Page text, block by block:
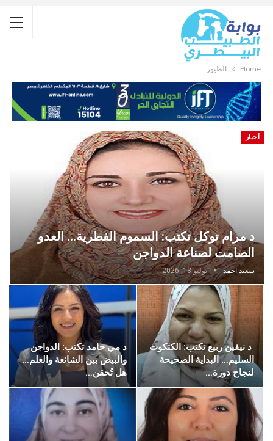
Home الطيور
أخبار
د مرام توكل تكتب: السموم الفطرية… العدو
الصامت لصناعة الدواجن
سعيد احمد يوليو 13, 2026
د نيفين ربيع تكتب: الكتكوت
السليم… البداية الصحيحة
لنجاح دورة…
د مي حامد تكتب: الدواجن
والبيض بين الشائعة والعلم…
هل تُحقن…